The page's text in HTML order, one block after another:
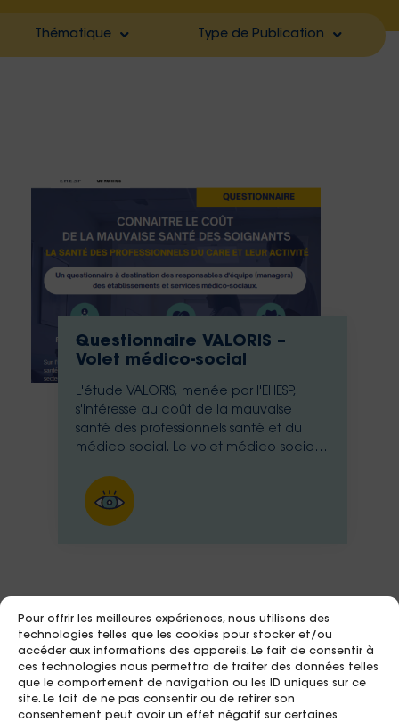
Pour offrir les meilleures expériences, nous utilisons des
technologies telles que les cookies pour stocker et/ou
accéder aux informations des appareils. Le fait de consentir à
ces technologies nous permettra de traiter des données telles
que le comportement de navigation ou les ID uniques sur ce
site. Le fait de ne pas consentir ou de retirer son
consentement peut avoir un effet négatif sur certaines
Thématique Type de Publication
Filter by
Filter by
Filter by
Filter by
Questionnaire VALORIS –
Volet médico-social
L'étude VALORIS, menée par l'EHESP,
s'intéresse au coût de la mauvaise
santé des professionnels santé et du
médico-social. Le volet médico-social
mars 2026